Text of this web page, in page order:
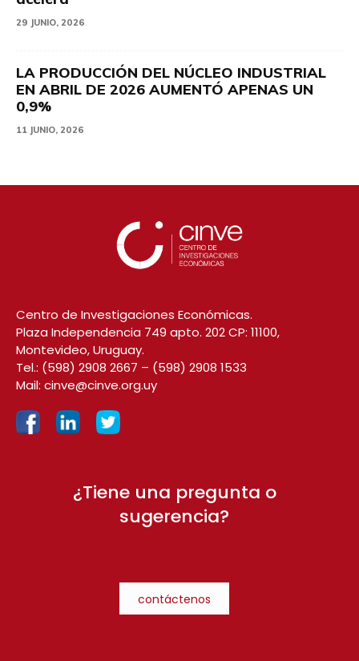
29 JUNIO, 2026
LA PRODUCCIÓN DEL NÚCLEO INDUSTRIAL
EN ABRIL DE 2026 AUMENTÓ APENAS UN
0,9%
11 JUNIO, 2026
Centro de Investigaciones Económicas.
Plaza Independencia 749 apto. 202 CP: 11100,
Montevideo, Uruguay.
Tel.: (598) 2908 2667 – (598) 2908 1533
Mail: cinve@cinve.org.uy
¿Tiene una pregunta o
sugerencia?
contáctenos